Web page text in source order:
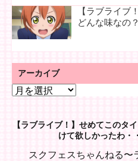
【ラブライブ
どんな味なの
アーカイブ
ア
イ【ラブライブ！】せめてこのタ
けて欲しかったわ・
スクフェスちゃんねる〜